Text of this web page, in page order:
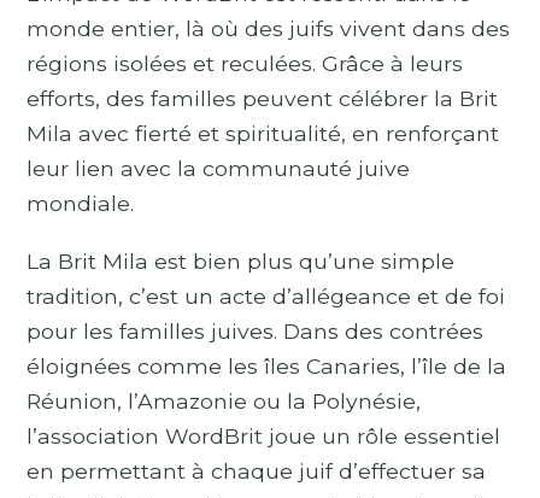
monde entier, là où des juifs vivent dans des
régions isolées et reculées. Grâce à leurs
efforts, des familles peuvent célébrer la Brit
Mila avec fierté et spiritualité, en renforçant
leur lien avec la communauté juive
mondiale.
La Brit Mila est bien plus qu’une simple
tradition, c’est un acte d’allégeance et de foi
pour les familles juives. Dans des contrées
éloignées comme les îles Canaries, l’île de la
Réunion, l’Amazonie ou la Polynésie,
l’association WordBrit joue un rôle essentiel
en permettant à chaque juif d’effectuer sa